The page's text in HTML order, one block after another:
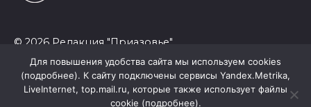
© 2026 Редакция "Приазовье"
Для повышения удобства сайта мы используем cookies
(подробнее). К сайту подключены сервисы Yandex.Metrika,
LiveInternet, top.mail.ru, которые также использует файлы
cookie (подробнее).